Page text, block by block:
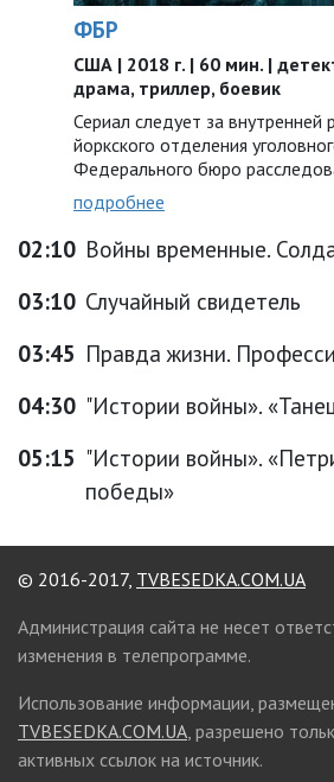
ФБР
США | 2018 г. | 60 мин. |
драма, триллер, боевик
Сериал следует за внутренней
йоркского отделения
Федерального бюро
подробнее
02:10 Войны временные.
03:10 Случайный свидетель
03:45 Правда жизни.
04:30 "Истории войны».
05:15 "Истории войны».
победы»
© 2016-2017, TVBESEDKA.COM.UA
Администрация сайта не несет
изменения в телепрограмме.
Использование информации,
TVBESEDKA.COM.UA, разрешено
активных ссылок на источник.